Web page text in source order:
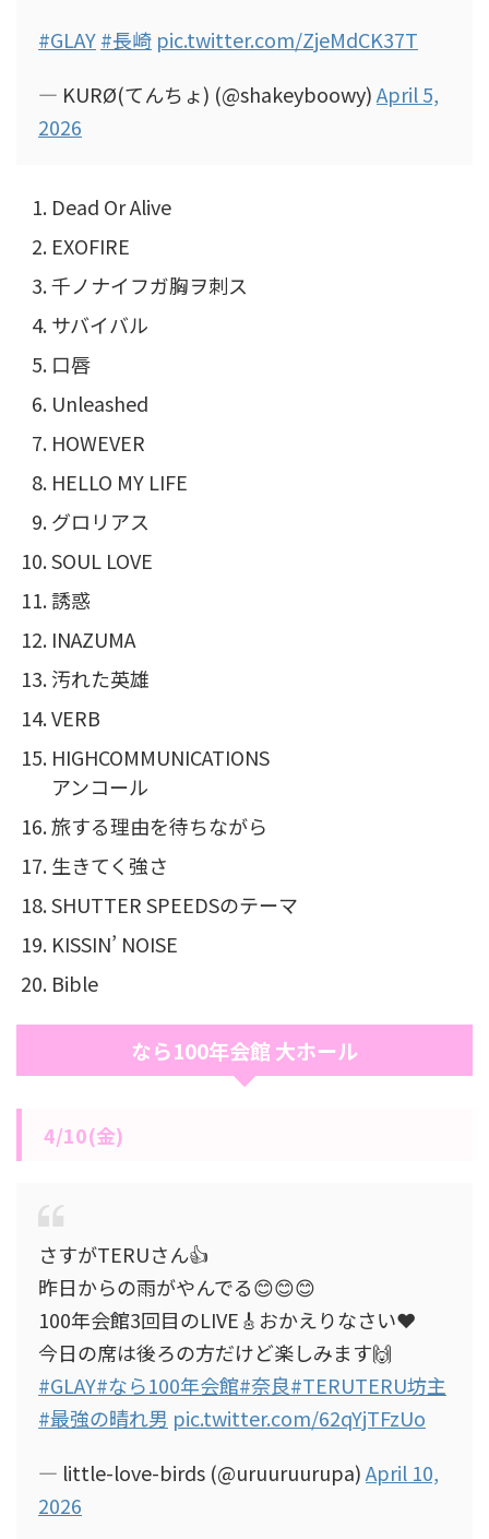
#GLAY#長崎 pic.twitter.com/ZjeMdCK37T
— KURØ(てんちょ) (@shakeyboowy)April 5,
2026
Dead Or Alive
EXOFIRE
千ノナイフガ胸ヲ刺ス
サバイバル
口唇
Unleashed
HOWEVER
HELLO MY LIFE
グロリアス
SOUL LOVE
誘惑
INAZUMA
汚れた英雄
VERB
HIGHCOMMUNICATIONS
アンコール
旅する理由を待ちながら
生きてく強さ
SHUTTER SPEEDSのテーマ
KISSIN’ NOISE
Bible
なら100年会館 大ホール
4/10(金)
さすがTERUさん👍
昨日からの雨がやんでる😊😊😊
100年会館3回目のLIVE🎸おかえりなさい❤️
今日の席は後ろの方だけど楽しみます🙌
#GLAY#なら100年会館#奈良#TERUTERU坊主
#最強の晴れ男 pic.twitter.com/62qYjTFzUo
— little-love-birds (@uruuruurupa)April 10,
2026